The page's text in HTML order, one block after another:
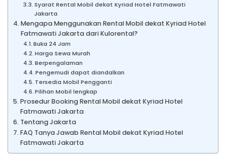
Syarat Rental Mobil dekat Kyriad Hotel Fatmawati
Jakarta
Mengapa Menggunakan Rental Mobil dekat Kyriad Hotel
Fatmawati Jakarta dari Kulorental?
Buka 24 Jam
Harga Sewa Murah
Berpengalaman
Pengemudi dapat diandalkan
Tersedia Mobil Pengganti
Pilihan Mobil lengkap
Prosedur Booking Rental Mobil dekat Kyriad Hotel
Fatmawati Jakarta
Tentang Jakarta
FAQ Tanya Jawab Rental Mobil dekat Kyriad Hotel
Fatmawati Jakarta